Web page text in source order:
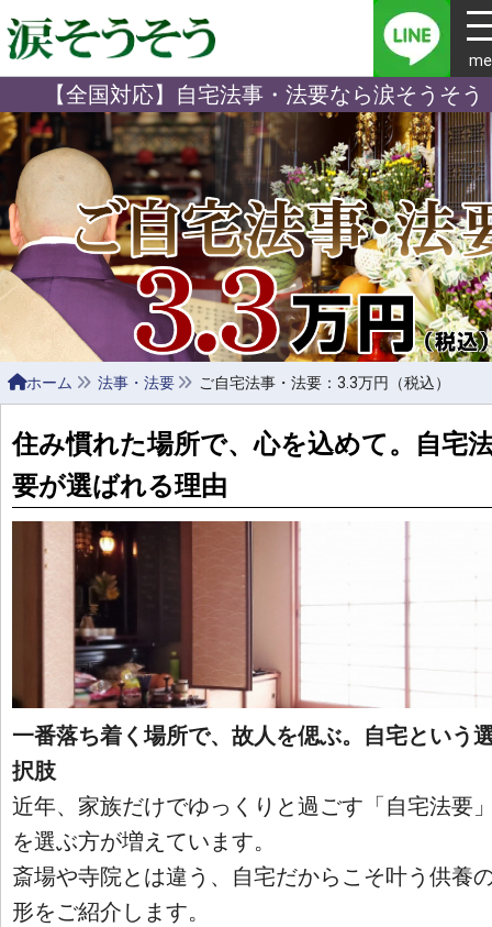
【全国対応】自宅法事・法要なら涙そうそう
ホーム 法事・法要 ご自宅法事・法要：3.3万円（税込）
住み慣れた場所で、心を込めて。自宅
要が選ばれる理由
一番落ち着く場所で、故人を偲ぶ。自宅という
択肢
近年、家族だけでゆっくりと過ごす「自宅法要
を選ぶ方が増えています。
斎場や寺院とは違う、自宅だからこそ叶う供養
形をご紹介します。